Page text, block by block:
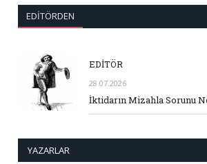
EDITÖRDEN
EDİTÖR
28.07.2026
İktidarın Mizahla Sorunu
YAZARLAR